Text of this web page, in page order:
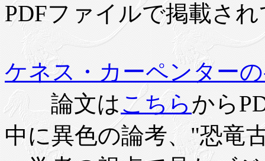
PDFファイルで掲載さ
ケネス・カーペンター
論文はこちらから
中に異色の論考、"恐竜